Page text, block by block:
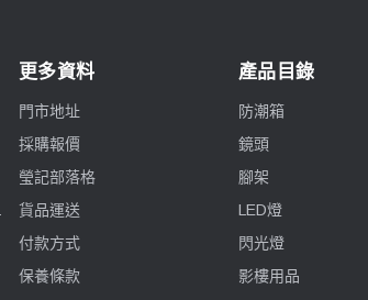
更多資料
門市地址
採購報價
瑩記部落格
貨品運送
付款方式
保養條款
產品目錄
防潮箱
鏡頭
腳架
LED燈
閃光燈
影樓用品